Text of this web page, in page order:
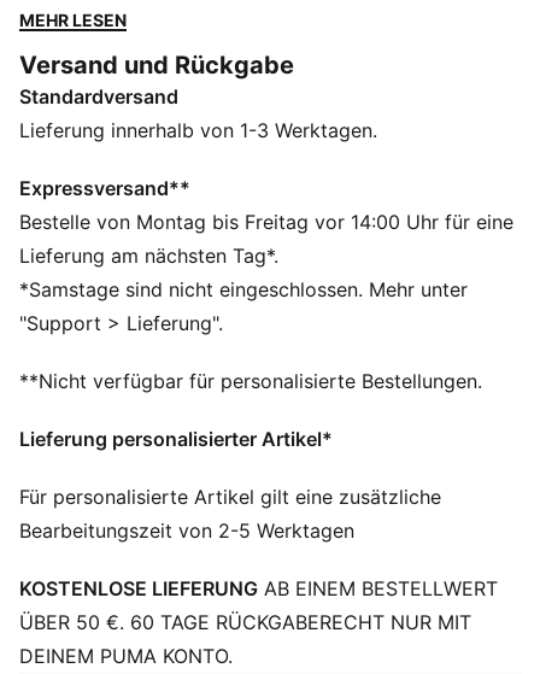
Laufeffizienz, während dir NITROFOAM™ ELITE
Ein zuverlässiger Laufschuh aus leichtem Monomesh
und strapazierfähigem PUMAGRIP Gummi für Traktion
auf verschiedenen Oberflächen und einen mühelosen
FEATURES + VORTEILE
NITROFOAM™ ELITE: Hochwertige Performance-
Schaumstofftechnologie, die höchste
Reaktionsfähigkeit in einem extrem leichten Paket
bietet
PWRPLATE: Carbonfaserplatte zur Stabilisierung der
Energieübertragung
einem strukturierten 4-Wege-Stretch, der Gewicht und
Geschwindigkeit und Kraft steigern möchten
DETAILS
ULTRAWEAVE Obermaterial
Standhöhe: 40 mm/32 mm
Gewicht: 194 g (bei Schuhgröße 42)
MEHR LESEN
Versand und Rückgabe
Standardversand
Lieferung innerhalb von 1-3 Werktagen.
Expressversand**
Bestelle von Montag bis Freitag vor 14:00 Uhr für eine
Lieferung am nächsten Tag*.
*Samstage sind nicht eingeschlossen. Mehr unter
"Support > Lieferung".
**Nicht verfügbar für personalisierte Bestellungen.
Lieferung personalisierter Artikel*
Für personalisierte Artikel gilt eine zusätzliche
Bearbeitungszeit von 2-5 Werktagen
KOSTENLOSE LIEFERUNG AB EINEM BESTELLWERT
ÜBER 50 €. 60 TAGE RÜCKGABERECHT NUR MIT
DEINEM PUMA KONTO.